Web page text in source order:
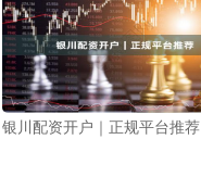
银川配资开户｜正规平台推荐